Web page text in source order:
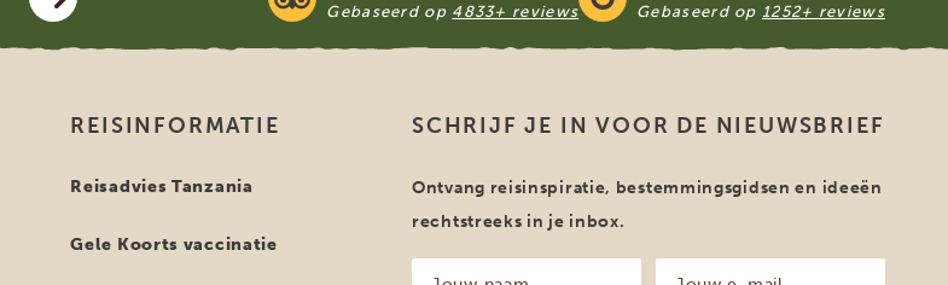
Gebaseerd op 4833+ reviews Gebaseerd op 1252+ reviews
REISINFORMATIE
Reisadvies Tanzania
Gele Koorts vaccinatie
SCHRIJF JE IN VOOR DE NIEUWSBRIEF
Ontvang reisinspiratie, bestemmingsgidsen en ideeën
rechtstreeks in je inbox.